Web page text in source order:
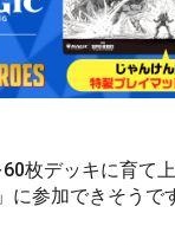
枚デッキに育て
参加できそうで